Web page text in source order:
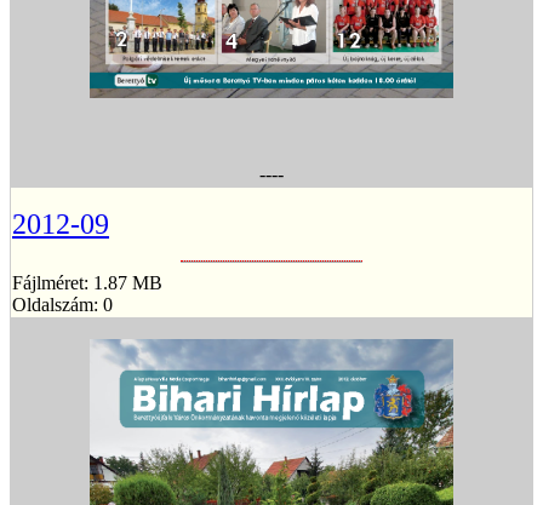
----
2012-09
Fájlméret: 1.87 MB
Oldalszám: 0